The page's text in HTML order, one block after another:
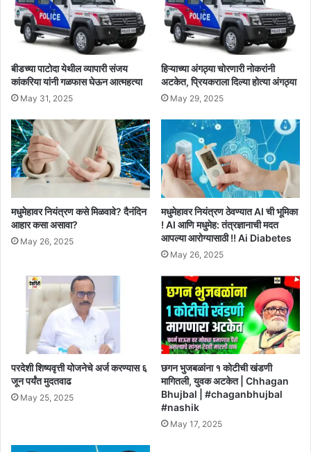
बीडच्या पाटोदा येथील व्यापारी संजय
कांकरिया यांनी गळफास घेऊन आत्महत्या
May 31, 2025
हिऱ्याच्या अंगठ्या चोरणारी नोकरांनी
अटकेत, प्रियकराला दिल्या होत्या अंगठ्या
May 29, 2025
मधुमेहावर नियंत्रण कसे मिळवावे? दैनंदिन
आहार कसा असावा?
May 26, 2025
मधुमेहावर नियंत्रण ठेवण्यात AI ची भूमिका
! AI आणि मधुमेह: तंत्रज्ञानाची मदत
आपल्या आरोग्यासाठी !! Ai Diabetes
May 26, 2025
परदेशी शिष्यवृत्ती योजनेचे अर्ज करण्यास ६
जून पर्यंत मुदतवाढ
May 25, 2025
छगन भुजबळांना १ कोटीची खंडणी
मागितली, युवक अटकेत | Chhagan
Bhujbal | #chaganbhujbal
#nashik
May 17, 2025